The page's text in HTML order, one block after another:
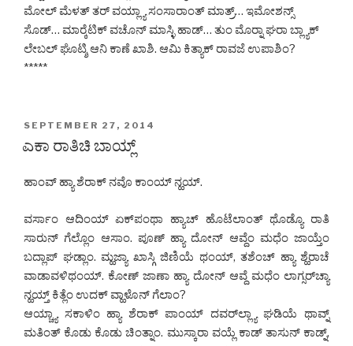
ಮೋಲ್ ಮೆಳತ್ ತರ್ ವಯ್ಲ್ಯಾ ಸಂಸಾರಾಂತ್ ಮಾತ್ರ್… ಇಮೋಶನ್ಸ್
ಸೊಡ್… ಮಾರ್‍ಕೆಟಿಕ್ ವಚೊನ್ ಮಾಸ್ಳಿ ಹಾಡ್… ತುಂ ಮೊರ್‍ನಾ ಘರಾ ಬ್ಲ್ಯಾಕ್
ಲೇಬಲ್ ಘೊಟ್ಶಿ ಆನಿ ಕಾಣೆ ಖಾಶಿ. ಆಮಿ ಕಿತ್ಯಾಕ್ ರಾವಜೆ ಉಪಾಶಿಂ?
*****
POSTED
SEPTEMBER 27, 2014
ಎಕಾ ರಾತಿಚಿ ಬಾಯ್ಲ್
ಹಾಂವ್ ಹ್ಯಾ ಶೆರಾಕ್ ನವೊ ಕಾಂಯ್ ನ್ಹಯ್.
ವರ್ಸಾಂ ಆದಿಂಯ್ ಏಕ್‌ಪಂಥಾ ಹ್ಯಾಚ್ ಹೊಟೆಲಾಂತ್ ಥೊಡ್ಯೊ ರಾತಿ
ಸಾರುನ್ ಗೆಲ್ಲೊಂ ಆಸಾಂ. ಪೂಣ್ ಹ್ಯಾ ದೋನ್ ಆವ್ದೆಂ ಮಧೆಂ ಜಾಯ್ತೆಂ
ಬದ್ಲಾಪ್ ಘಡ್ಲಾಂ. ಮ್ಹಜ್ಯಾ ಖಾಸ್ಗಿ ಜಿಣಿಯೆ ಥಂಯ್, ತಶೆಂಚ್ ಹ್ಯಾ ಶ್ಹೆರಾಚೆ
ವಾಡಾವಳಿಥಂಯ್. ಕೋಣ್ ಜಾಣಾ ಹ್ಯಾ ದೋನ್ ಆವ್ದೆ ಮಧೆಂ ಲಾಗ್ಸರ್‌ಚ್ಯಾ
ನ್ಹಯ್ತ್ ಕಿತ್ಲೆಂ ಉದಕ್ ವ್ಹಾಳೊನ್ ಗೆಲಾಂ?
ಆಯ್ಚ್ಯಾ ಸಕಾಳಿಂ ಹ್ಯಾ ಶೆರಾಕ್ ಪಾಂಯ್ ದವರ್‌ಲ್ಲ್ಯಾ ಘಡಿಯೆ ಥಾವ್ನ್
ಮತಿಂತ್ ಕೊಡು ಕೊಡು ಚಿಂತ್ನಾಂ. ಮುಸ್ಕಾರಾ ವಯ್ಲೆ ಕಾಡ್ ತಾಸುನ್ ಕಾಡ್ನ್,